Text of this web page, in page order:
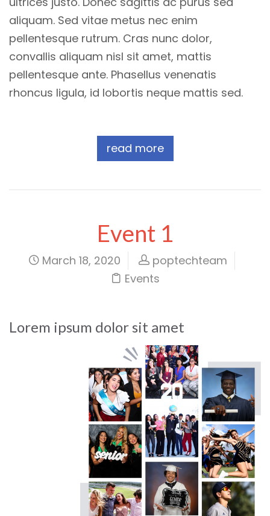
aliquam. Sed vitae metus nec enim
pellentesque rutrum. Cras nunc dolor,
convallis aliquam nisl sit amet, mattis
pellentesque ante. Phasellus venenatis
rhoncus ligula, id lobortis neque mattis sed.
read more
Event 1
March 18, 2020
poptechteam
Events
Lorem ipsum dolor sit amet